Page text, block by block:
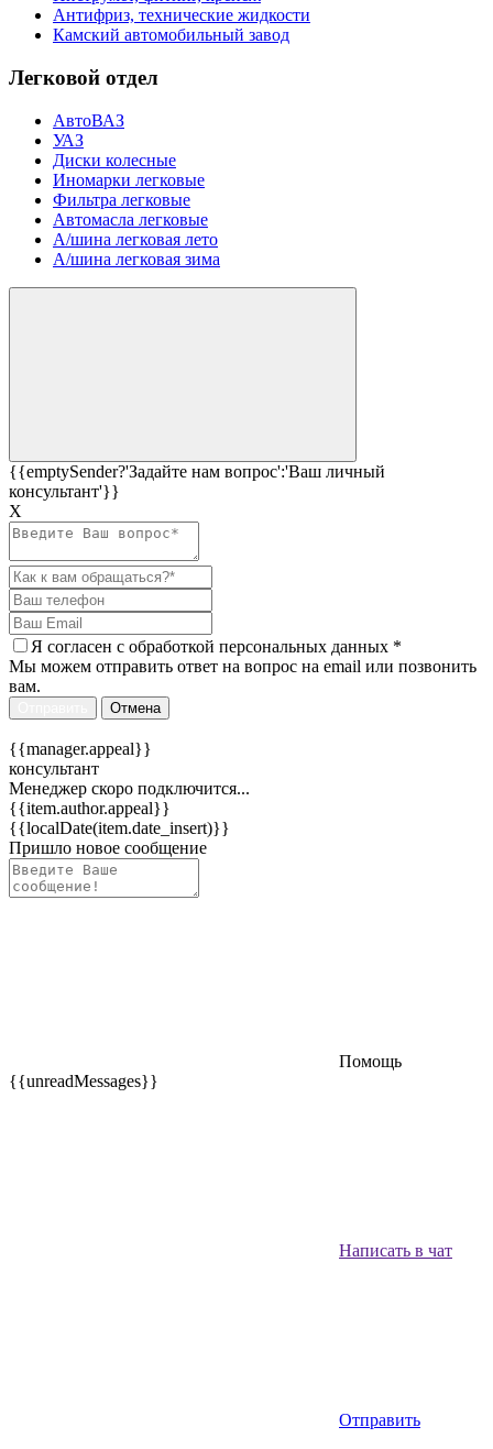
Антифриз, технические жидкости
Камский автомобильный завод
Легковой отдел
АвтоВАЗ
УАЗ
Диски колесные
Иномарки легковые
Фильтра легковые
Автомасла легковые
А/шина легковая лето
А/шина легковая зима
{{emptySender?'Задайте нам вопрос':'Ваш личный
консультант'}}
Х
Я согласен c обработкой персональных данных *
Мы можем отправить ответ на вопрос на email или позвонить
вам.
Отмена
{{manager.appeal}}
консультант
Менеджер скоро подключится...
{{item.author.appeal}}
{{localDate(item.date_insert)}}
Пришло новое сообщение
Помощь
{{unreadMessages}}
Написать в чат
Отправить